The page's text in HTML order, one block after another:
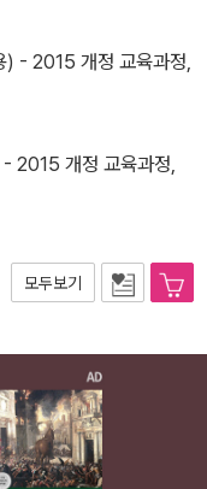
- 2015 개정 교육과정,
2015 개정 교육과정,
모두보기